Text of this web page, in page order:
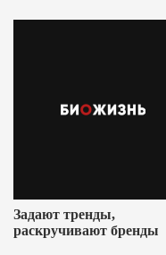
Задают тренды,
раскручивают бренды